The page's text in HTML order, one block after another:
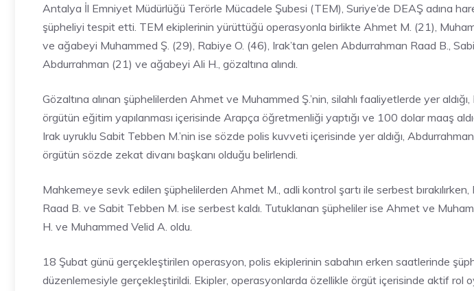
Antalya İl Emniyet Müdürlüğü Terörle Mücadele Şubesi (TEM), Suriye’de DEAŞ adına
şüpheliyi tespit etti. TEM ekiplerinin yürüttüğü operasyonla birlikte Ahmet M. (21),
ve ağabeyi Muhammed Ş. (29), Rabiye O. (46), Irak’tan gelen Abdurrahman Raad B.,
Abdurrahman (21) ve ağabeyi Ali H., gözaltına alındı.
Gözaltına alınan şüphelilerden Ahmet ve Muhammed Ş.’nin, silahlı faaliyetlerde yer aldığı,
örgütün eğitim yapılanması içerisinde Arapça öğretmenliği yaptığı ve 100 dolar maaş
Irak uyruklu Sabit Tebben M.’nin ise sözde polis kuvveti içerisinde yer aldığı, Abdurrahman
örgütün sözde zekat divanı başkanı olduğu belirlendi.
Mahkemeye sevk edilen şüphelilerden Ahmet M., adli kontrol şartı ile serbest
Raad B. ve Sabit Tebben M. ise serbest kaldı. Tutuklanan şüpheliler ise Ahmet ve
H. ve Muhammed Velid A. oldu.
18 Şubat günü gerçekleştirilen operasyon, polis ekiplerinin sabahın erken saatlerinde
düzenlemesiyle gerçekleştirildi. Ekipler, operasyonlarda özellikle örgüt içerisinde aktif rol